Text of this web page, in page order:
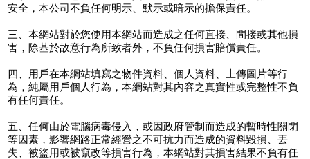
安全，本公司不負任何明示、默示或暗示的擔保責任。
三、本網站對於您使用本網站而造成之任何直接、間接或其他損
害，除基於故意行為所致者外，不負任何損害賠償責任。
四、用戶在本網站填寫之物件資料、個人資料、上傳圖片等行
為，純屬用戶個人行為，本網站對其內容之真實性或完整性不負
有任何責任。
五、任何由於電腦病毒侵入，或因政府管制而造成的暫時性關閉
等因素，影響網路正常經營之不可抗力而造成的資料毀損、丟
失、被盜用或被竄改等損害行為，本網站對其損害結果不負有任